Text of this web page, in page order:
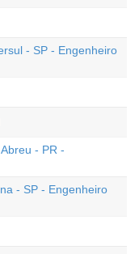
- SP - Engenheiro
- PR -
- SP - Engenheiro